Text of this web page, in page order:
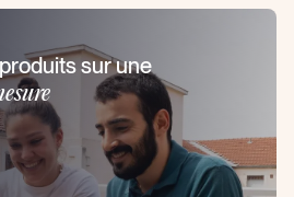
sur une